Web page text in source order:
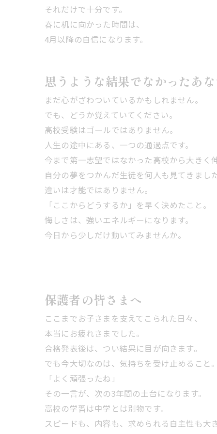
それだけで十分です。
春に机に向かった時間は、
4月以降の自信になります。
思うような結果でなかったあ
まだ心がざわついているかもしれません。
でも、どうか覚えていてください。
高校受験はゴールではありません。
人生の途中にある、一つの通過点です。
今まで第一志望ではなかった高校から大きく伸
自分の夢をつかんだ生徒を何人も見てきました
違いは才能ではありません。
「ここからどうするか」を早く決めたこと。
悔しさは、強いエネルギーになります。
今日から少しだけ動いてみませんか。
保護者の皆さまへ
ここまでお子さまを支えてこられた日々、
本当にお疲れさまでした。
合格発表後は、つい結果に目が向きます。
でも今大切なのは、気持ちを受け止めること。
「よく頑張ったね」
その一言が、次の3年間の土台になります。
高校の学習は中学とは別物です。
スピードも、内容も、求められる自主性も大